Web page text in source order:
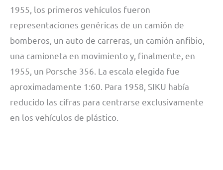
1955, los primeros vehículos fueron
representaciones genéricas de un camión de
bomberos, un auto de carreras, un camión anfibio,
una camioneta en movimiento y, finalmente, en
1955, un Porsche 356. La escala elegida fue
aproximadamente 1:60. Para 1958, SIKU había
reducido las cifras para centrarse exclusivamente
en los vehículos de plástico.